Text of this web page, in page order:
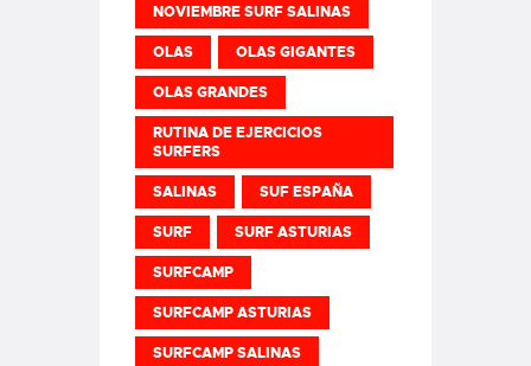
NOVIEMBRE SURF SALINAS
OLAS OLAS GIGANTES
OLAS GRANDES
RUTINA DE EJERCICIOS
SURFERS
SALINAS SUF ESPAÑA
SURF SURF ASTURIAS
SURFCAMP
SURFCAMP ASTURIAS
SURFCAMP SALINAS